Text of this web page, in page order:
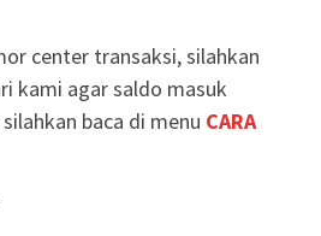
center transaksi, silahkan
kami agar saldo masuk
baca di menu CARA